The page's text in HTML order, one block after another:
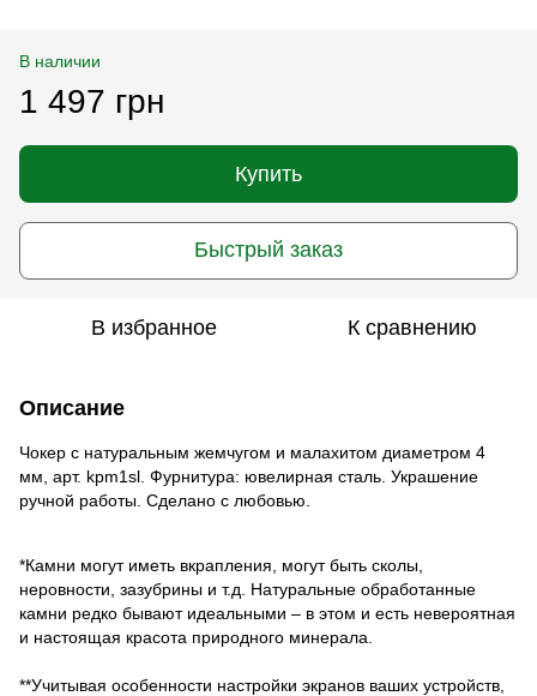
В наличии
1 497 грн
Купить
Быстрый заказ
В избранное К сравнению
Описание
Чокер с натуральным жемчугом и малахитом диаметром 4
мм, арт. kpm1sl. Фурнитура: ювелирная сталь. Украшение
ручной работы. Сделано с любовью.
*Камни могут иметь вкрапления, могут быть сколы,
неровности, зазубрины и т.д. Натуральные обработанные
камни редко бывают идеальными – в этом и есть невероятная
и настоящая красота природного минерала.
**Учитывая особенности настройки экранов ваших устройств,